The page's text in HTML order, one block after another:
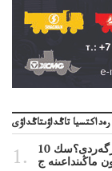
رەداكتسيا تاڭداۋىتاڭداۋى
10 كۇندە نە وزنەردىوزگەردى؟سك